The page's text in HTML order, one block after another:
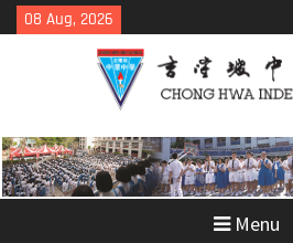
Skip
to
08 Aug, 2026
Menu